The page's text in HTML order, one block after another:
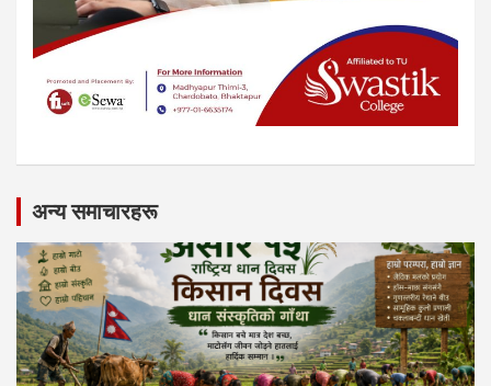
अन्य समाचारहरू